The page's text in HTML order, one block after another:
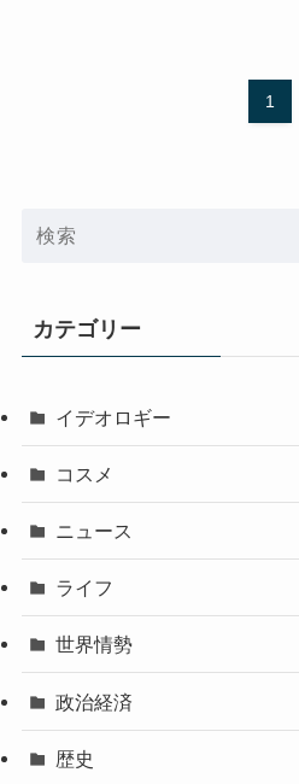
1
カテゴリー
イデオロギー
コスメ
ニュース
ライフ
世界情勢
政治経済
歴史